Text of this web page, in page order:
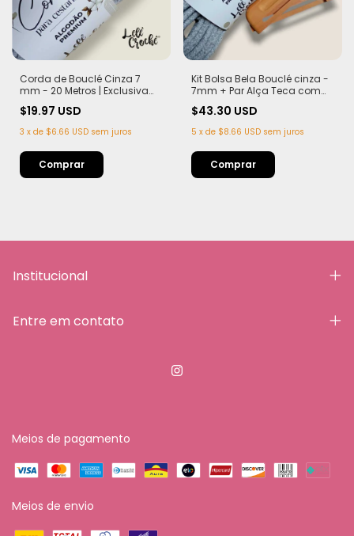
Corda de Bouclé Cinza 7
mm - 20 Metros | Exclusiva
Estruturada e com Efeito
Sofisticado
$19.97 USD
3 x de $6.66 USD sem juros
Kit Bolsa Bela Bouclé cinza -
7mm + Par Alça Teca com
$43.30 USD
5 x de $8.66 USD sem juros
Institucional
Entre em contato
Meios de pagamento
Meios de envio